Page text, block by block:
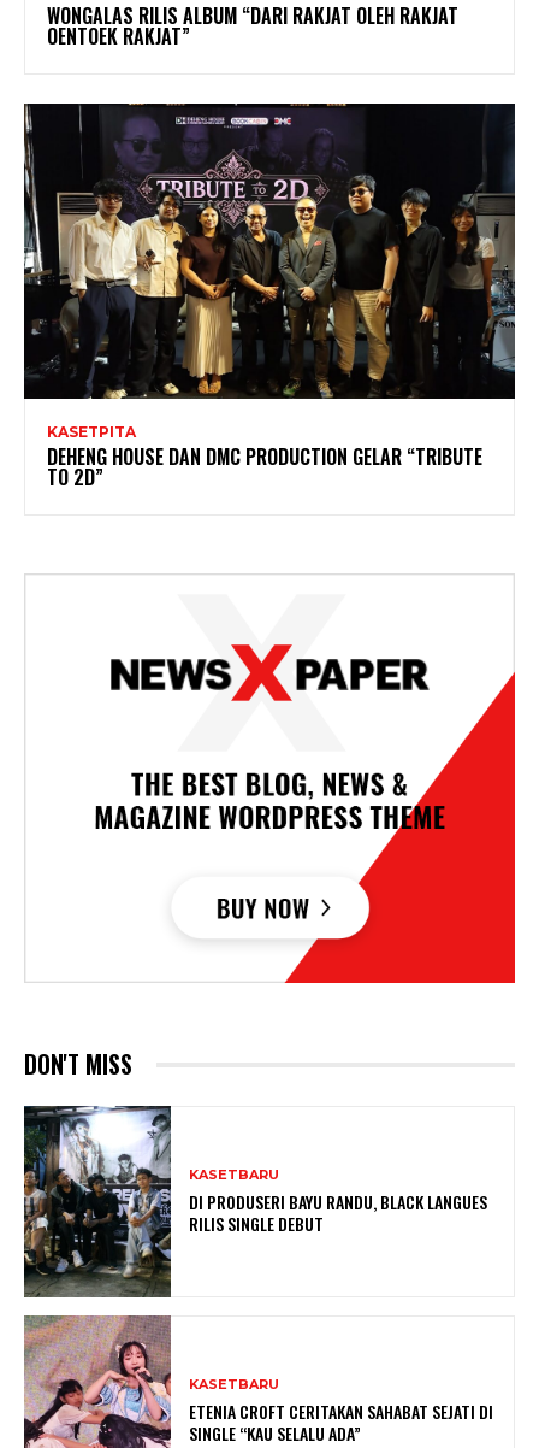
WONGALAS RILIS ALBUM “DARI RAKJAT OLEH RAKJAT
OENTOEK RAKJAT”
KASETPITA
DEHENG HOUSE DAN DMC PRODUCTION GELAR “TRIBUTE
TO 2D”
DON'T MISS
KASETBARU
DI PRODUSERI BAYU RANDU, BLACK LANGUES
RILIS SINGLE DEBUT
KASETBARU
ETENIA CROFT CERITAKAN SAHABAT SEJATI DI
SINGLE “KAU SELALU ADA”